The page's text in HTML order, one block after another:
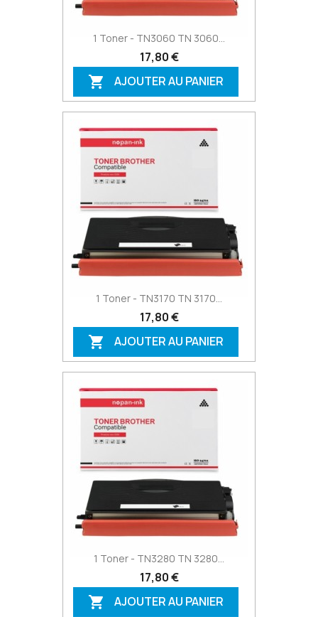
1 Toner - TN3060 TN 3060...
17,80 €
 AJOUTER AU PANIER
1 Toner - TN3170 TN 3170...
17,80 €
 AJOUTER AU PANIER
1 Toner - TN3280 TN 3280...
17,80 €
 AJOUTER AU PANIER